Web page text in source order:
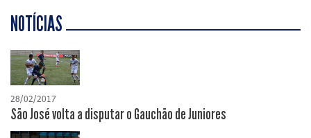
NOTÍCIAS
28/02/2017
São José volta a disputar o Gauchão de Juniores